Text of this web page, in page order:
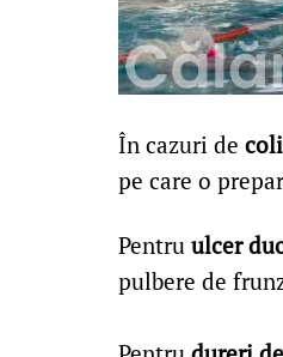
În cazuri de
pe care o
Pentru ulcer
pulbere de